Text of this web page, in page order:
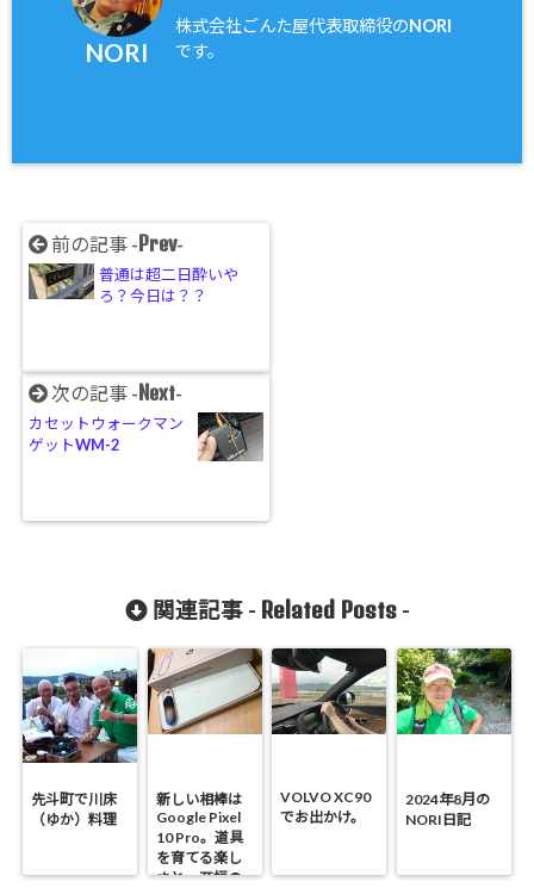
NORI
株式会社ごんた屋代表取締役のNORI
です。
前の記事 -Prev-
普通は超二日酔いや
ろ？今日は？？
次の記事 -Next-
カセットウォークマン
ゲットWM-2
関連記事 - Related Posts-
先斗町で川床
（ゆか）料理
新しい相棒は
Google Pixel
10 Pro。道具
を育てる楽し
さと、至福の
VOLVO XC90
でお出かけ。
2024年8月の
NORI日記